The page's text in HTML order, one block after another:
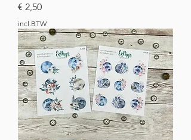
Prijs
€ 2,50
incl.BTW